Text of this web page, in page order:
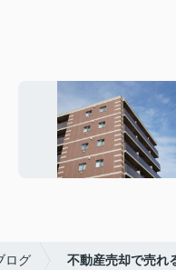
ログ 不動産売却で売れ